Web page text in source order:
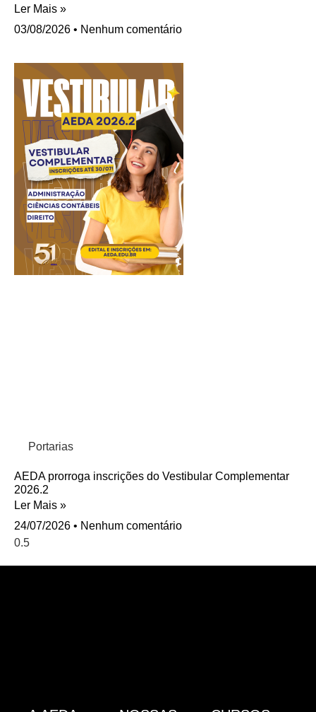
Ler Mais »
03/08/2026
Nenhum comentário
Portarias
AEDA prorroga inscrições do Vestibular Complementar
2026.2
Ler Mais »
24/07/2026
Nenhum comentário